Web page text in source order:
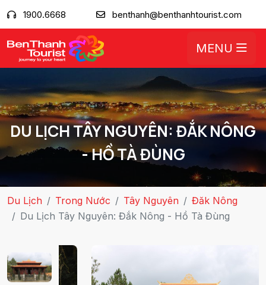
1900.6668 benthanh@benthanhtourist.com
MENU
DU LỊCH TÂY NGUYÊN: ĐẮK NÔNG
- HỒ TÀ ĐÙNG
Du Lịch Trong Nước Tây Nguyên
Đăk Nông
Du Lịch Tây Nguyên: Đắk Nông - Hồ Tà Đùng